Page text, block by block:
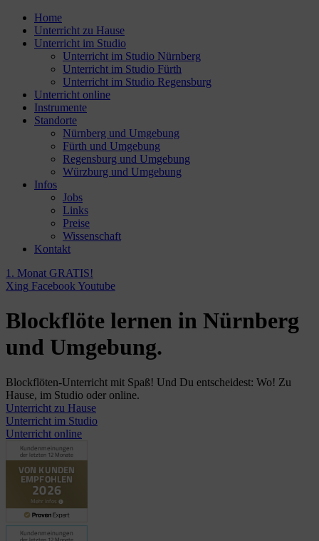
Home
Unterricht zu Hause
Unterricht im Studio
Unterricht im Studio Nürnberg
Unterricht im Studio Fürth
Unterricht im Studio Regensburg
Unterricht online
Instrumente
Standorte
Nürnberg und Umgebung
Fürth und Umgebung
Regensburg und Umgebung
Würzburg und Umgebung
Infos
Jobs
Links
Preise
Wissenschaft
Kontakt
1. Monat GRATIS!
Xing Facebook Youtube
Blockflöte lernen in Nürnberg
und Umgebung.
Blockflöten-Unterricht mit Spaß! Und Du entscheidest: Wo! Zu
Hause, im Studio oder online.
Unterricht zu Hause
Unterricht im Studio
Unterricht online